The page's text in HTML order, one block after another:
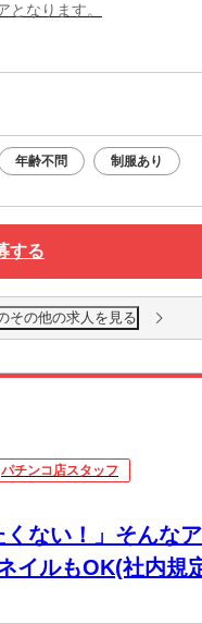
なります。
年齢不問 制服あり
する
その他の求人を見る
パチンコ店スタッフ
くない！」そんな
イルもOK(社内規